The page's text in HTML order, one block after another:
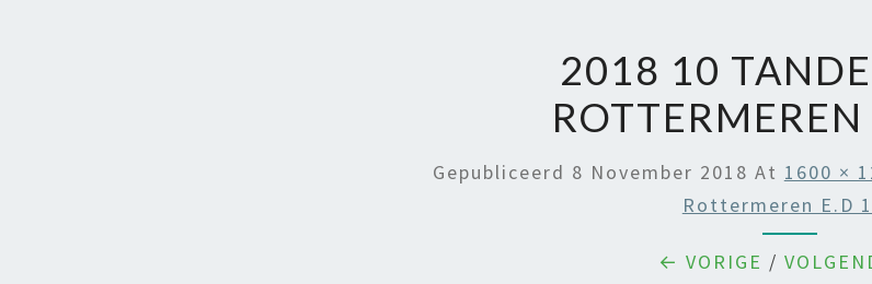
2018 10
Gepubliceerd 8 November 2018 At 1600 ×
Rottermeren E.d
← VORIGE /